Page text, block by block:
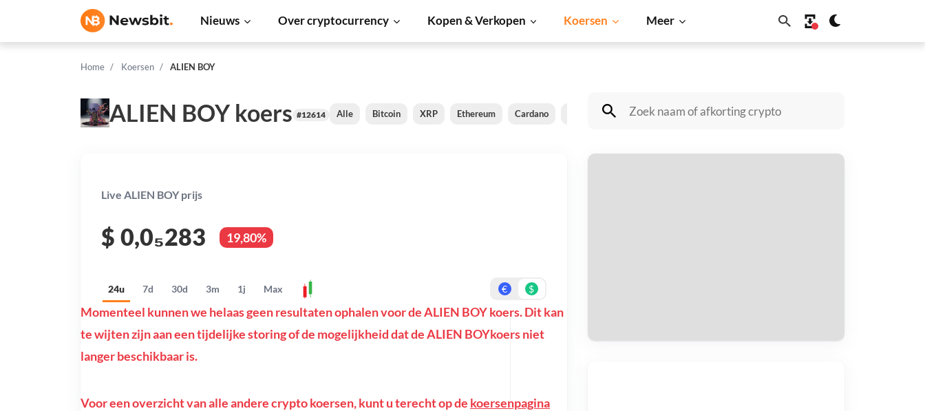
Nieuws Over cryptocurrency Kopen & Verkopen Koersen Meer
Home Koersen ALIEN BOY
ALIEN BOY koers #12614 Alle Bitcoin XRP Ethereum Cardano Shiba Inu Dogecoin Solana BNB
Live ALIEN BOY prijs
$ 0,0₅283 19,80%
24u 7d 30d 3m 1j Max € $
Momenteel kunnen we helaas geen resultaten ophalen voor de ALIEN BOY koers. Dit kan
te wijten zijn aan een tijdelijke storing of de mogelijkheid dat de ALIEN BOYkoers niet
langer beschikbaar is.
Voor een overzicht van alle andere crypto koersen, kunt u terecht op de koersenpagina